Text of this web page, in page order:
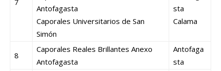
Antofagasta
Caporales Universitarios de San
Simón
sta
Calama
8
Caporales Reales Brillantes Anexo
Antofagasta
Antofaga
sta